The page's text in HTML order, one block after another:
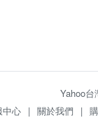
Yahoo
中心 | 關於我們 |